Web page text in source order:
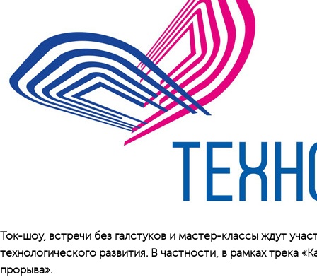
Ток-шоу, встречи без галстуков и мастер-классы ждут
технологического развития. В частности, в рамках трека
прорыва».